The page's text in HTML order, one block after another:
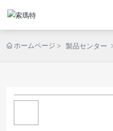
ホームページ 製品センター